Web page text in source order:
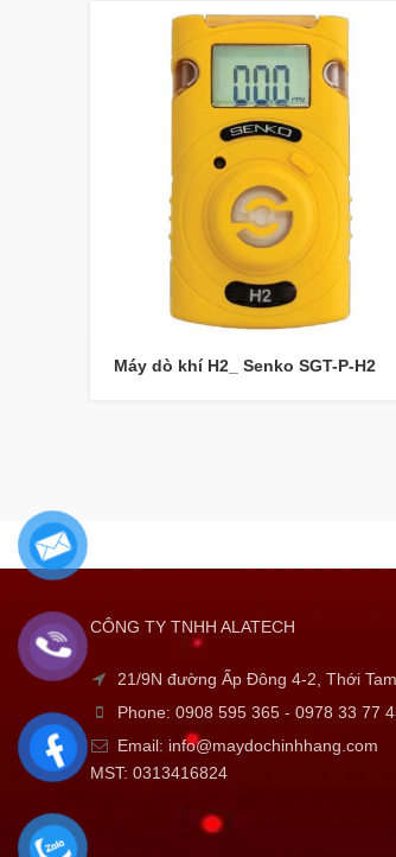
Máy dò khí H2_ Senko SGT-P-H2
CÔNG TY TNHH ALATECH
21/9N đường Ấp Đông 4-2, Thới
Phone: 0908 595 365 - 0978 33 77
Email: info@maydochinhhang.com
MST: 0313416824